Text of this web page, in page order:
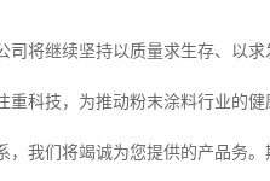
将继续坚持以质量求生存、以
科技，为推动粉末涂料行业的健
我们将竭诚为您提供的产品务。